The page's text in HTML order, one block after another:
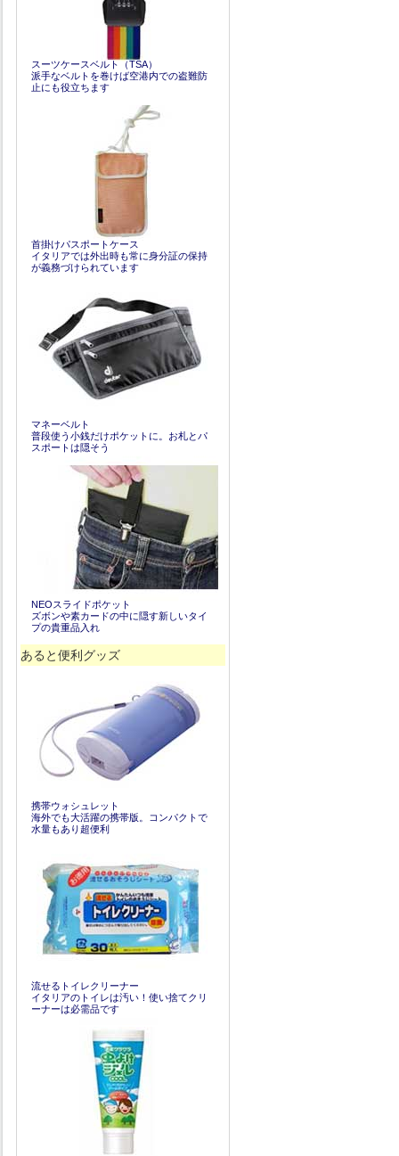
スーツケースベルト（TSA）
派手なベルトを巻けば空港内での盗難防
止にも役立ちます
首掛けパスポートケース
イタリアでは外出時も常に身分証の保持
が義務づけられています
マネーベルト
普段使う小銭だけポケットに。お札とパ
スポートは隠そう
NEOスライドポケット
ズボンや素カードの中に隠す新しいタイ
プの貴重品入れ
あると便利グッズ
携帯ウォシュレット
海外でも大活躍の携帯版。コンパクトで
水量もあり超便利
流せるトイレクリーナー
イタリアのトイレは汚い！使い捨てクリ
ーナーは必需品です